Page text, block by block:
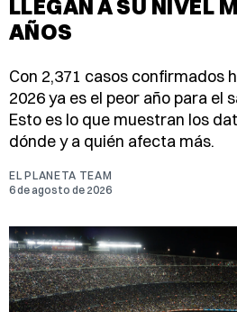
LLEGAN A SU NIVEL
AÑOS
Con 2,371 casos confirmados
2026 ya es el peor año para el
Esto es lo que muestran los
dónde y a quién afecta más.
EL PLANETA TEAM
6 de agosto de 2026